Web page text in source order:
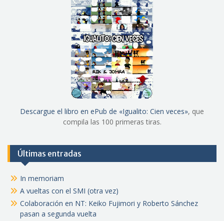
Descargue el libro en ePub de «Igualito: Cien veces», que
compila las 100 primeras tiras.
Últimas entradas
In memoriam
A vueltas con el SMI (otra vez)
Colaboración en NT: Keiko Fujimori y Roberto Sánchez
pasan a segunda vuelta